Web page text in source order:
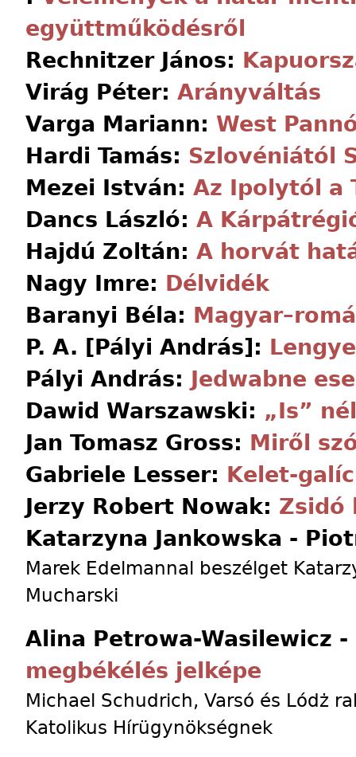
együttműködésről
Rechnitzer János:
Virág Péter: Arányváltás
Varga Mariann: West
Hardi Tamás: Szlovéniától
Mezei István: Az Ipolytól a
Dancs László: A
Hajdú Zoltán: A horvát
Nagy Imre: Délvidék
Baranyi Béla:
P. A. [Pályi András]:
Pályi András: Jedwabne
Dawid Warszawski: „Is”
Jan Tomasz Gross: Miről
Gabriele Lesser: Kelet-
Jerzy Robert Nowak: Zsidó
Katarzyna Jankowska -
Marek Edelmannal beszélget
Mucharski
Alina Petrowa-Wasilewicz
megbékélés jelképe
Michael Schudrich, Varsó és Lódż
Katolikus Hírügynökségnek